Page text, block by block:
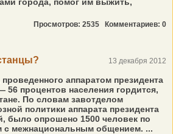
Просмотров: 2535 Комментариев: 0
13 декабря 2012
аппаратом президента
процентов населения гордится,
По словам завотделом
политики аппарата президента
было опрошено 1500 человек по
с межнациональным общением. ...